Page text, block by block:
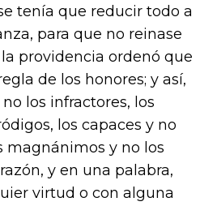
tenía que reducir todo a
para que no reinase
providencia ordenó que
de los honores; y así,
los infractores, los
los capaces y no
magnánimos y no los
y en una palabra,
virtud o con alguna